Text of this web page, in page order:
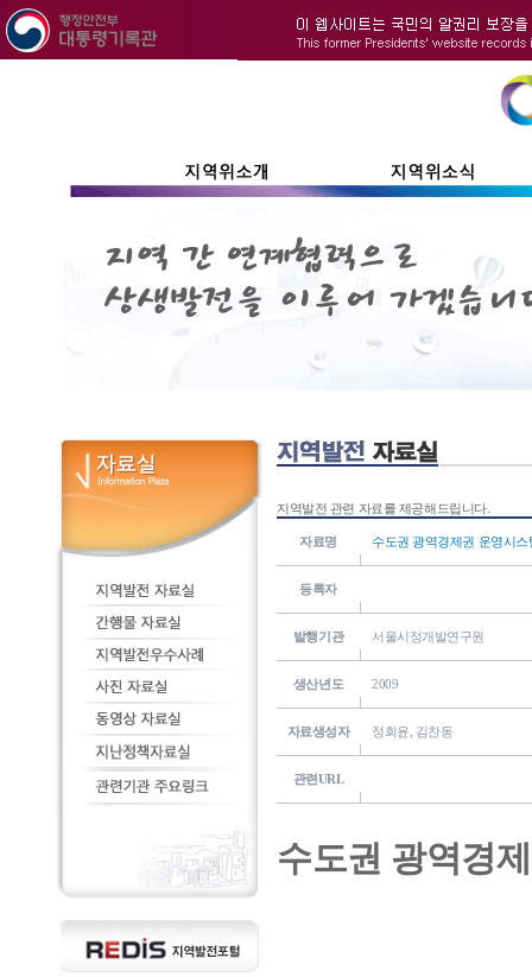
지역발전 관련 자료를 제공해드립니다.
자료명 수도권 광역경제권 운영시스
등록자
발행기관 서울시정개발연구원
생산년도 2009
자료생성자 정회윤, 김찬동
관련URL
수도권 광역경